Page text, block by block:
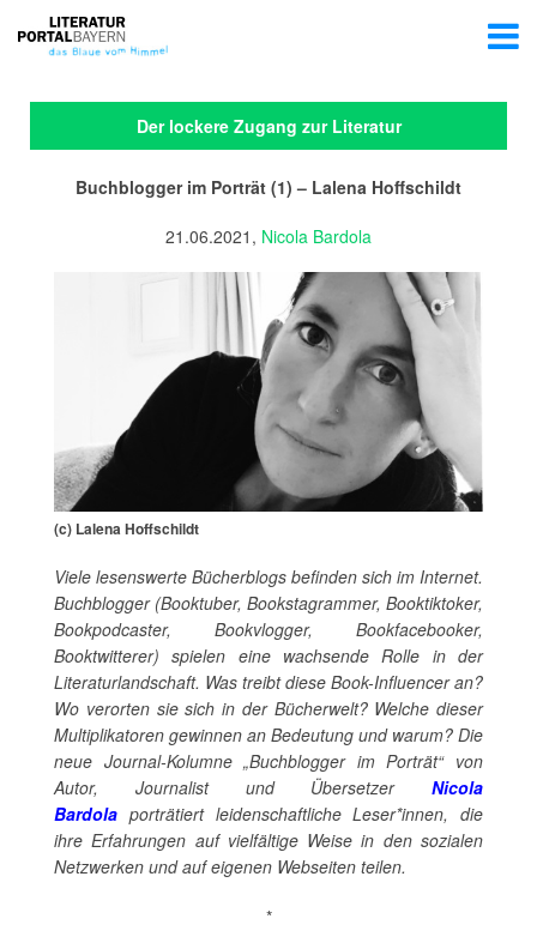
Der lockere Zugang zur Literatur
Buchblogger im Porträt (1) – Lalena Hoffschildt
21.06.2021, Nicola Bardola
(c) Lalena Hoffschildt
Viele lesenswerte Bücherblogs befinden sich im Internet.
Buchblogger (Booktuber, Bookstagrammer, Booktiktoker,
Bookpodcaster, Bookvlogger, Bookfacebooker,
Booktwitterer) spielen eine wachsende Rolle in der
Literaturlandschaft. Was treibt diese Book-Influencer an?
Wo verorten sie sich in der Bücherwelt? Welche dieser
Multiplikatoren gewinnen an Bedeutung und warum? Die
neue Journal-Kolumne „Buchblogger im Porträt“ von
Autor, Journalist und Übersetzer Nicola
Bardola porträtiert leidenschaftliche Leser*innen, die
ihre Erfahrungen auf vielfältige Weise in den sozialen
Netzwerken und auf eigenen Webseiten teilen.
*